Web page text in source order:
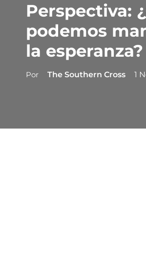
Perspectiva:
podemos
la esperanza?
Por The Southern Cross 1